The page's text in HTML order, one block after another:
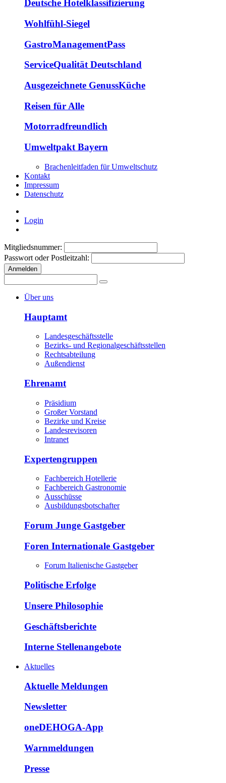
Deutsche Hotelklassifizierung
Wohlfühl-Siegel
GastroManagementPass
ServiceQualität Deutschland
Ausgezeichnete GenussKüche
Reisen für Alle
Motorradfreundlich
Umweltpakt Bayern
Brachenleitfaden für Umweltschutz
Kontakt
Impressum
Datenschutz
Login
Mitgliedsnummer:
Passwort oder Postleitzahl:
Anmelden
Über uns
Hauptamt
Landesgeschäftsstelle
Bezirks- und Regionalgeschäftsstellen
Rechtsabteilung
Außendienst
Ehrenamt
Präsidium
Großer Vorstand
Bezirke und Kreise
Landesrevisoren
Intranet
Expertengruppen
Fachbereich Hotellerie
Fachbereich Gastronomie
Ausschüsse
Ausbildungsbotschafter
Forum Junge Gastgeber
Foren Internationale Gastgeber
Forum Italienische Gastgeber
Politische Erfolge
Unsere Philosophie
Geschäftsberichte
Interne Stellenangebote
Aktuelles
Aktuelle Meldungen
Newsletter
oneDEHOGA-App
Warnmeldungen
Presse